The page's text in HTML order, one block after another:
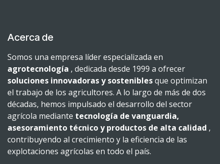
Acerca de
Somos una empresa líder especializada en
agrotecnología , dedicada desde 1999 a ofrecer
soluciones innovadoras y sosteniblesque optimizan
el trabajo de los agricultores. A lo largo de más de dos
décadas, hemos impulsado el desarrollo del sector
agrícola mediante tecnología de vanguardia,
asesoramiento técnico y productos de alta calidad ,
contribuyendo al crecimiento y la eficiencia de las
explotaciones agrícolas en todo el país.